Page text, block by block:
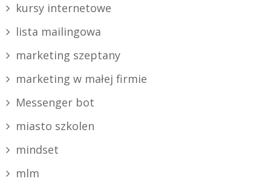
kursy internetowe
lista mailingowa
marketing szeptany
marketing w małej firmie
Messenger bot
miasto szkolen
mindset
mlm